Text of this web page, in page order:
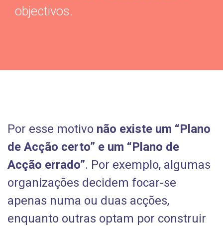
objectivos.
Por esse motivo não existe um “Plano
de Acção certo” e um “Plano de
Acção errado”. Por exemplo, algumas
organizações decidem focar-se
apenas numa ou duas acções,
enquanto outras optam por construir